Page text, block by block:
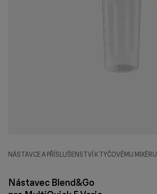
NÁSTAVCE A PŘÍSLUŠENSTVÍ K TYČOVÉMU MIXÉRU
Nástavec Blend&Go